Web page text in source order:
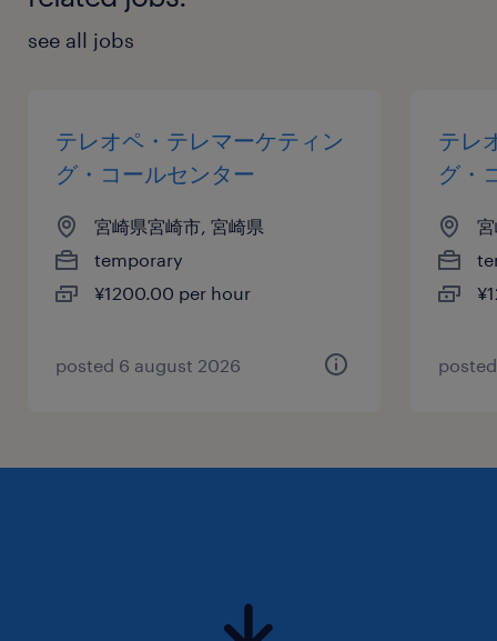
see all jobs
テレオペ・テレマーケティン
グ・コールセンター
宮崎県宮崎市, 宮崎県
temporary
¥1200.00 per hour
posted 6 august 2026
テレ
グ・